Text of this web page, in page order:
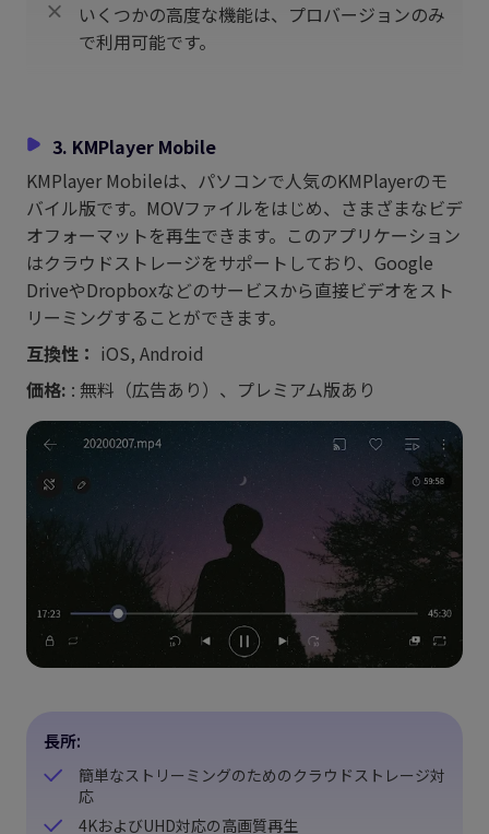
いくつかの高度な機能は、プロバージョンのみ
で利用可能です。
3. KMPlayer Mobile
KMPlayer Mobileは、パソコンで人気のKMPlayerのモ
バイル版です。MOVファイルをはじめ、さまざまなビデ
オフォーマットを再生できます。このアプリケーション
はクラウドストレージをサポートしており、Google
DriveやDropboxなどのサービスから直接ビデオをスト
リーミングすることができます。
互換性： iOS, Android
価格: : 無料（広告あり）、プレミアム版あり
長所:
簡単なストリーミングのためのクラウドストレージ対
応
4KおよびUHD対応の高画質再生